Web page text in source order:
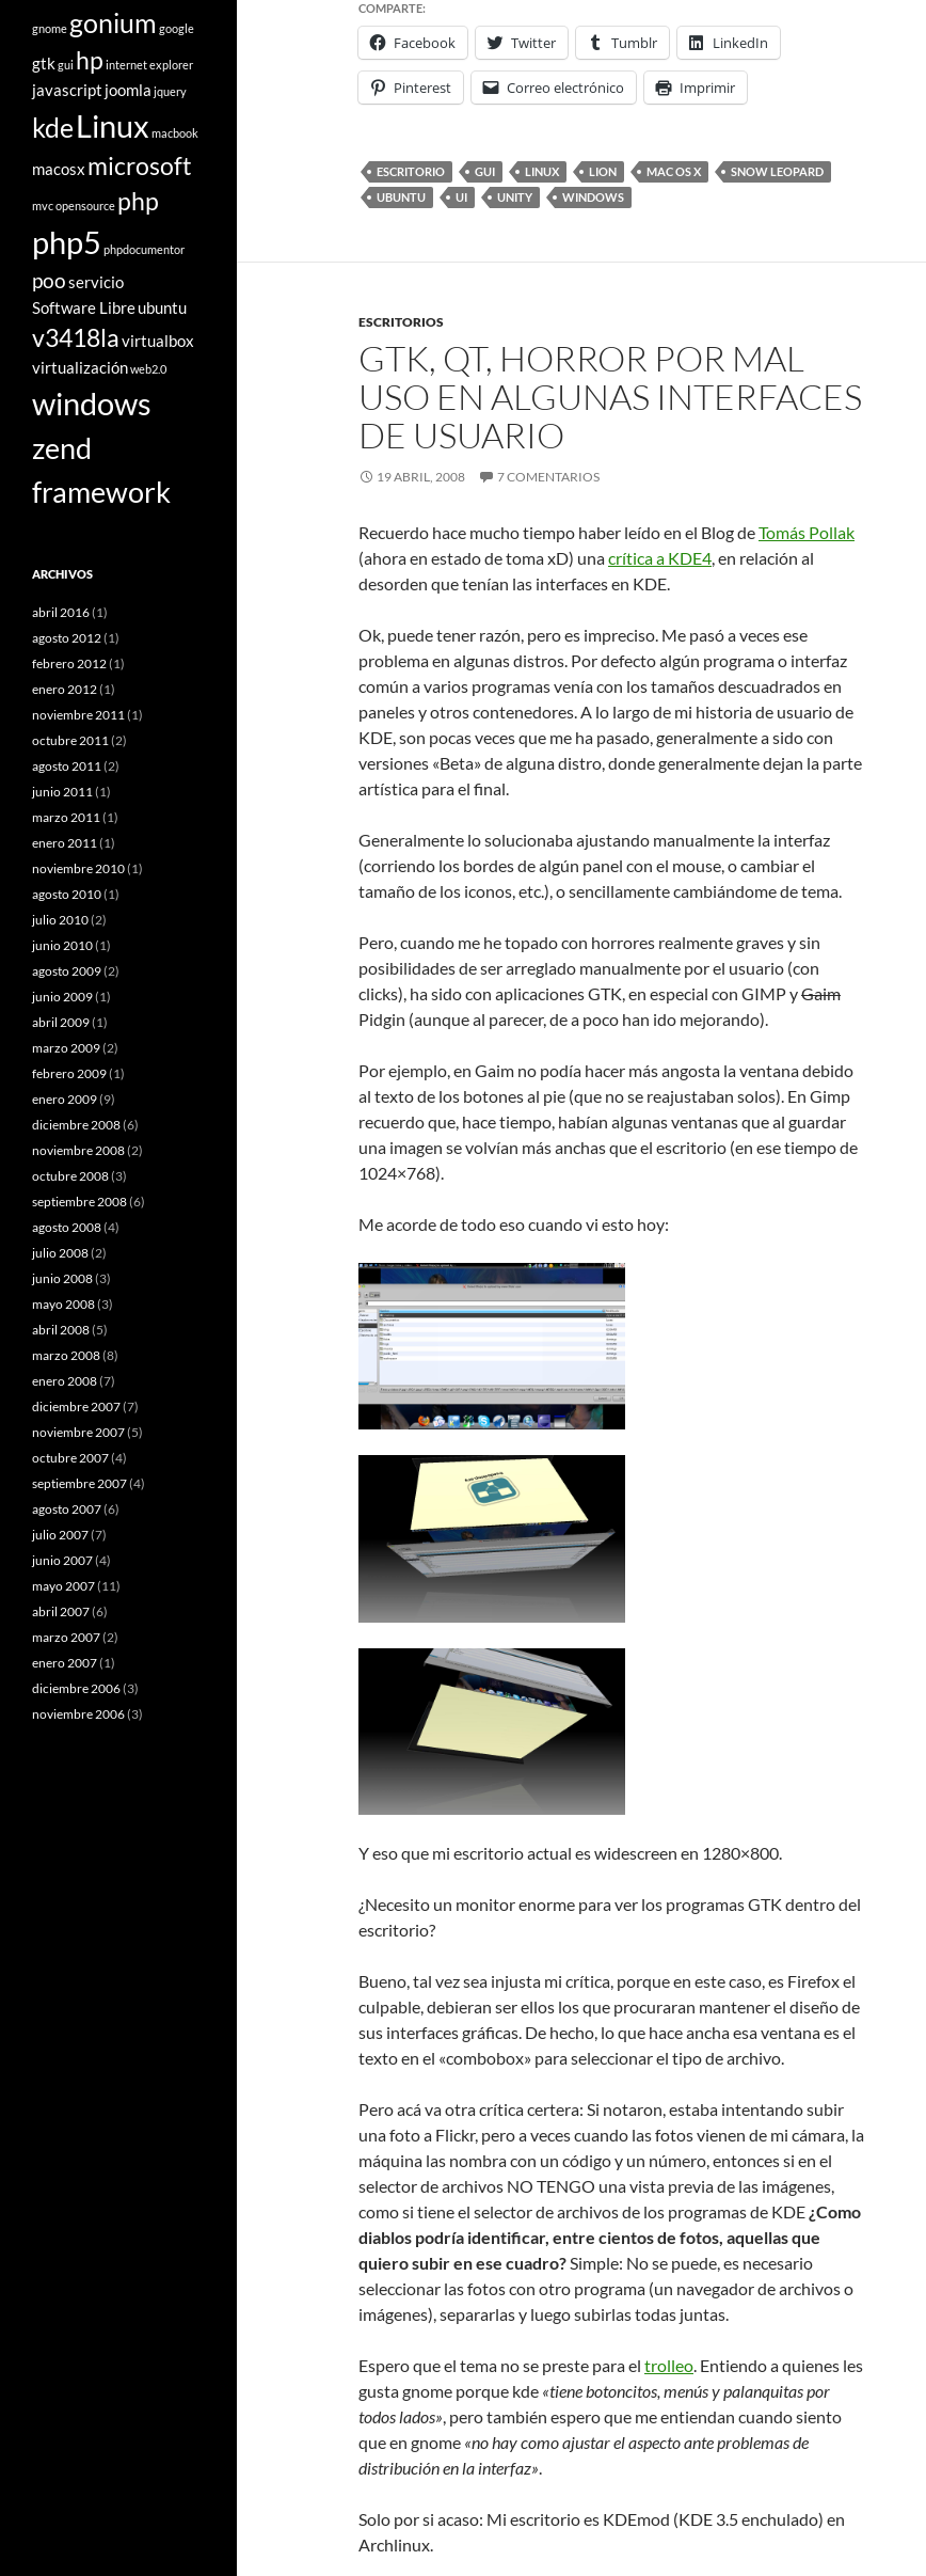
COMPARTE:
Facebook Twitter Tumblr LinkedIn
Pinterest Correo electrónico Imprimir
ESCRITORIO GUI LINUX LION MAC OS X
SNOW LEOPARD
UBUNTU
UI UNITY WINDOWS
ESCRITORIOS
GTK, QT, HORROR POR MAL
USO EN ALGUNAS INTERFACES
DE USUARIO
19 ABRIL, 2008 7 COMENTARIOS
Recuerdo hace mucho tiempo haber leído en el Blog deTomás Pollak
(ahora en estado de toma xD) unacrítica a KDE4, en relación al
desorden que tenían las interfaces en KDE.
Ok, puede tener razón, pero es impreciso. Me pasó a veces ese
problema en algunas distros. Por defecto algún programa o interfaz
común a varios programas venía con los tamaños descuadrados en
paneles y otros contenedores. A lo largo de mi historia de usuario de
KDE, son pocas veces que me ha pasado, generalmente a sido con
versiones «Beta» de alguna distro, donde generalmente dejan la parte
artística para el final.
Generalmente lo solucionaba ajustando manualmente la interfaz
(corriendo los bordes de algún panel con el mouse, o cambiar el
tamaño de los iconos, etc.), o sencillamente cambiándome de tema.
Pero, cuando me he topado con horrores realmente graves y sin
posibilidades de ser arreglado manualmente por el usuario (con
clicks), ha sido con aplicaciones GTK, en especial con GIMP yGaim
Pidgin (aunque al parecer, de a poco han ido mejorando).
Por ejemplo, en Gaim no podía hacer más angosta la ventana debido
al texto de los botones al pie (que no se reajustaban solos). En Gimp
recuerdo que, hace tiempo, habían algunas ventanas que al guardar
una imagen se volvían más anchas que el escritorio (en ese tiempo de
1024×768).
Me acorde de todo eso cuando vi esto hoy:
Y eso que mi escritorio actual es widescreen en 1280×800.
¿Necesito un monitor enorme para ver los programas GTK dentro del
escritorio?
Bueno, tal vez sea injusta mi crítica, porque en este caso, es Firefox el
culpable, debieran ser ellos los que procuraran mantener el diseño de
sus interfaces gráficas. De hecho, lo que hace ancha esa ventana es el
texto en el «combobox» para seleccionar el tipo de archivo.
Pero acá va otra crítica certera: Si notaron, estaba intentando subir
una foto a Flickr, pero a veces cuando las fotos vienen de mi cámara, la
máquina las nombra con un código y un número, entonces si en el
selector de archivos NO TENGO una vista previa de las imágenes,
como si tiene el selector de archivos de los programas de KDE ¿Como
diablos podría identificar, entre cientos de fotos, aquellas que
quiero subir en ese cuadro? Simple: No se puede, es necesario
seleccionar las fotos con otro programa (un navegador de archivos o
imágenes), separarlas y luego subirlas todas juntas.
Espero que el tema no se preste para el trolleo . Entiendo a quienes les
gusta gnome porque kde «tiene botoncitos, menús y palanquitas por
todos lados» , pero también espero que me entiendan cuando siento
que en gnome «no hay como ajustar el aspecto ante problemas de
distribución en la interfaz»
Solo por si acaso: Mi escritorio es KDEmod (KDE 3.5 enchulado) en
Archlinux.
gnome gonium google
gtkgui hp internet explorer
javascript joomla jquery
kdeLinux macbook
macosx microsoft
mvcopensource php
php5 phpdocumentor
pooservicio
Software Libreubuntu
v3418lavirtualbox
virtualizaciónweb2.0
windows
zend
framework
ARCHIVOS
abril 2016(1)
agosto 2012(1)
febrero 2012(1)
enero 2012(1)
noviembre 2011(1)
octubre 2011(2)
agosto 2011(2)
junio 2011(1)
marzo 2011(1)
enero 2011(1)
noviembre 2010(1)
agosto 2010(1)
julio 2010(2)
junio 2010(1)
agosto 2009(2)
junio 2009(1)
abril 2009(1)
marzo 2009(2)
febrero 2009(1)
enero 2009(9)
diciembre 2008(6)
noviembre 2008(2)
octubre 2008(3)
septiembre 2008(6)
agosto 2008(4)
julio 2008(2)
junio 2008(3)
mayo 2008(3)
abril 2008(5)
marzo 2008(8)
enero 2008(7)
diciembre 2007(7)
noviembre 2007(5)
octubre 2007(4)
septiembre 2007(4)
agosto 2007(6)
julio 2007(7)
junio 2007(4)
mayo 2007(11)
abril 2007(6)
marzo 2007(2)
enero 2007(1)
diciembre 2006(3)
noviembre 2006(3)